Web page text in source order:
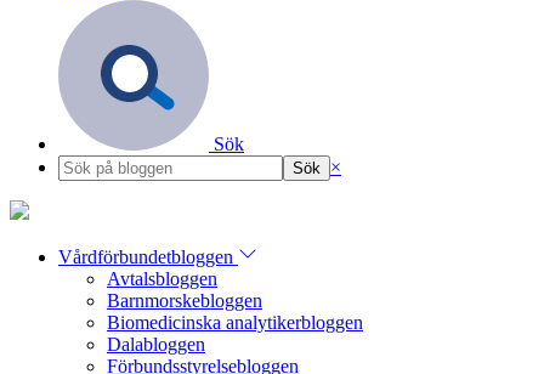
Sök
×
Vårdförbundetbloggen
Avtalsbloggen
Barnmorskebloggen
Biomedicinska analytikerbloggen
Dalabloggen
Förbundsstyrelsebloggen